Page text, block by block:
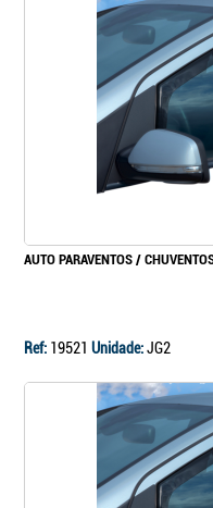
AUTO PARAVENTOS /
Ref: 19521 Unidade:JG2